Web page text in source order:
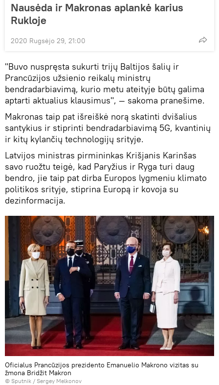
Nausėda ir Makronas aplankė karius
Rukloje
2020 Rugsėjo 29, 21:00
"Buvo nuspręsta sukurti trijų Baltijos šalių ir
Prancūzijos užsienio reikalų ministrų
bendradarbiavimą, kurio metu ateityje būtų galima
aptarti aktualius klausimus", — sakoma pranešime.
Makronas taip pat išreiškė norą skatinti dvišalius
santykius ir stiprinti bendradarbiavimą 5G, kvantinių
ir kitų kylančių technologijų srityje.
Latvijos ministras pirmininkas Krišjanis Karinšas
savo ruožtu teigė, kad Paryžius ir Ryga turi daug
bendro, jie taip pat dirba Europos lygmeniu klimato
politikos srityje, stiprina Europą ir kovoja su
dezinformacija.
Oficialus Prancūzijos prezidento Emanuelio Makrono vizitas su
žmona Bridžit Makron
© Sputnik / Sergey Melkonov